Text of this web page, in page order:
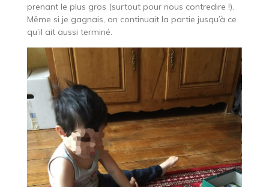
prenant le plus gros (surtout pour nous contredire !).
Même si je gagnais, on continuait la partie jusqu’à ce
qu’il ait aussi terminé.